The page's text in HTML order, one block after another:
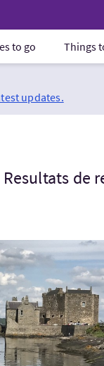
to go Things
updates.
Resultats de